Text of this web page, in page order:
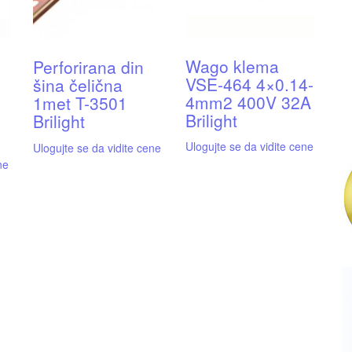
Perforirana din
šina čelična
1met T-3501
Brilight
Ulogujte se da vidite cene
Wago klema
VSE-464 4×0.14-
4mm2 400V 32A
Brilight
Ulogujte se da vidite cene